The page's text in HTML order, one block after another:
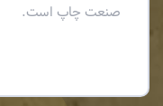
صنعت چاپ است.